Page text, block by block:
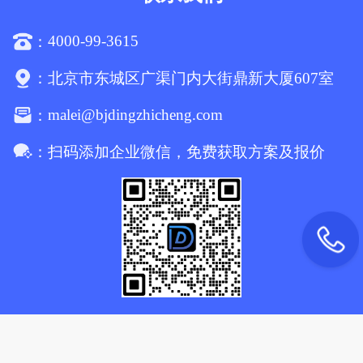
：4000-99-3615
：北京市东城区广渠门内大街鼎新大厦607室
：malei@bjdingzhicheng.com
：扫码添加企业微信，免费获取方案及报价